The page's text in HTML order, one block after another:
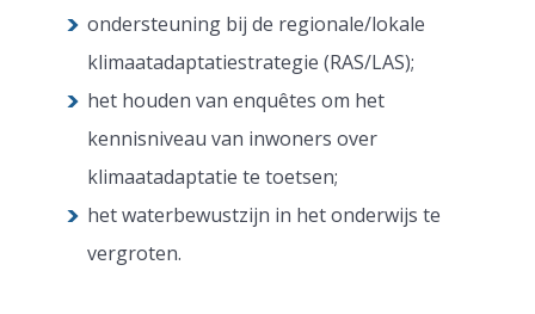
ondersteuning bij de regionale/lokale
klimaatadaptatiestrategie (RAS/LAS);
het houden van enquêtes om het
kennisniveau van inwoners over
klimaatadaptatie te toetsen;
het waterbewustzijn in het onderwijs te
vergroten.